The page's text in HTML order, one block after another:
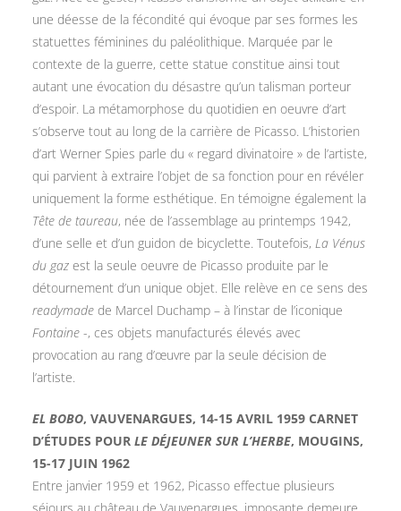
une déesse de la fécondité qui évoque par ses formes les
statuettes féminines du paléolithique. Marquée par le
contexte de la guerre, cette statue constitue ainsi tout
autant une évocation du désastre qu’un talisman porteur
d’espoir. La métamorphose du quotidien en oeuvre d’art
s’observe tout au long de la carrière de Picasso. L’historien
d’art Werner Spies parle du « regard divinatoire » de l’artiste,
qui parvient à extraire l’objet de sa fonction pour en révéler
uniquement la forme esthétique. En témoigne également la
Tête de taureau, née de l’assemblage au printemps 1942,
d’une selle et d’un guidon de bicyclette. Toutefois, La Vénus
du gaz est la seule oeuvre de Picasso produite par le
détournement d’un unique objet. Elle relève en ce sens des
readymade de Marcel Duchamp – à l’instar de l’iconique
Fontaine -, ces objets manufacturés élevés avec
provocation au rang d’œuvre par la seule décision de
l’artiste.
EL BOBO, VAUVENARGUES, 14-15 AVRIL 1959 CARNET
D’ÉTUDES POUR LE DÉJEUNER SUR L’HERBE, MOUGINS,
15-17 JUIN 1962
Entre janvier 1959 et 1962, Picasso effectue plusieurs
séjours au château de Vauvenargues, imposante demeure